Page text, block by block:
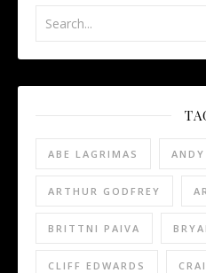
ABE LAGRIMAS
ARTHUR GODFREY
BRITTNI PAIVA
CLIFF EDWARDS